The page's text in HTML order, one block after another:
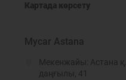
Картада көрсету
Mycar Astana
Мекенжайы: Астана
даңғылы, 41